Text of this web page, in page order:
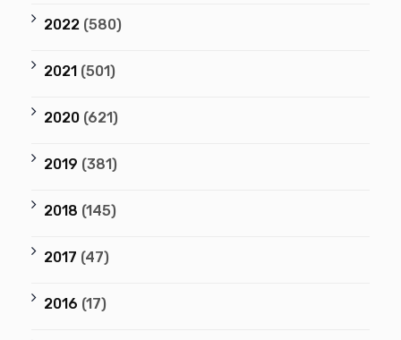
2022 (580)
2021 (501)
2020 (621)
2019 (381)
2018 (145)
2017 (47)
2016 (17)